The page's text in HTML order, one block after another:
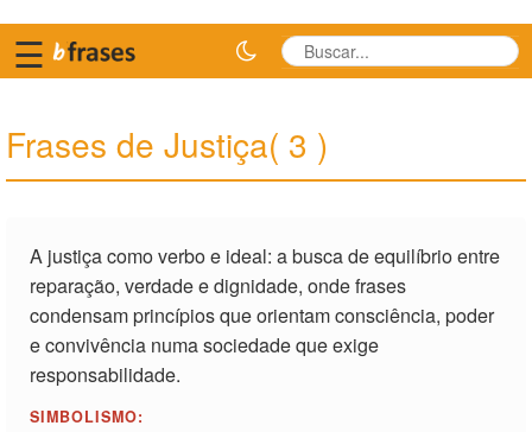
☰
Frases de Justiça( 3 )
A justiça como verbo e ideal: a busca de equilíbrio entre
reparação, verdade e dignidade, onde frases
condensam princípios que orientam consciência, poder
e convivência numa sociedade que exige
responsabilidade.
SIMBOLISMO: